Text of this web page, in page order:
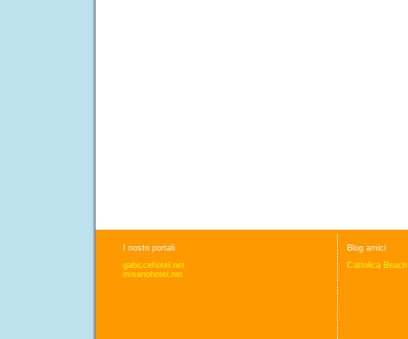
I nostri portali
gabiccehotel.net
misanohotel.net
Blog amici
Cattolica